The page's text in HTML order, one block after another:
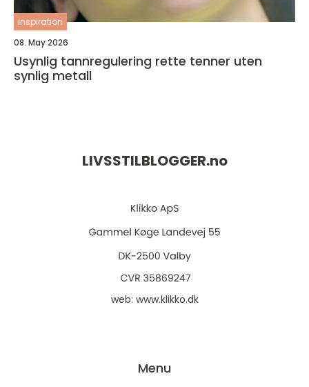
inspiration
08. May 2026
Usynlig tannregulering rette tenner uten
synlig metall
LIVSSTILBLOGGER.no
web: www.klikko.dk
Menu